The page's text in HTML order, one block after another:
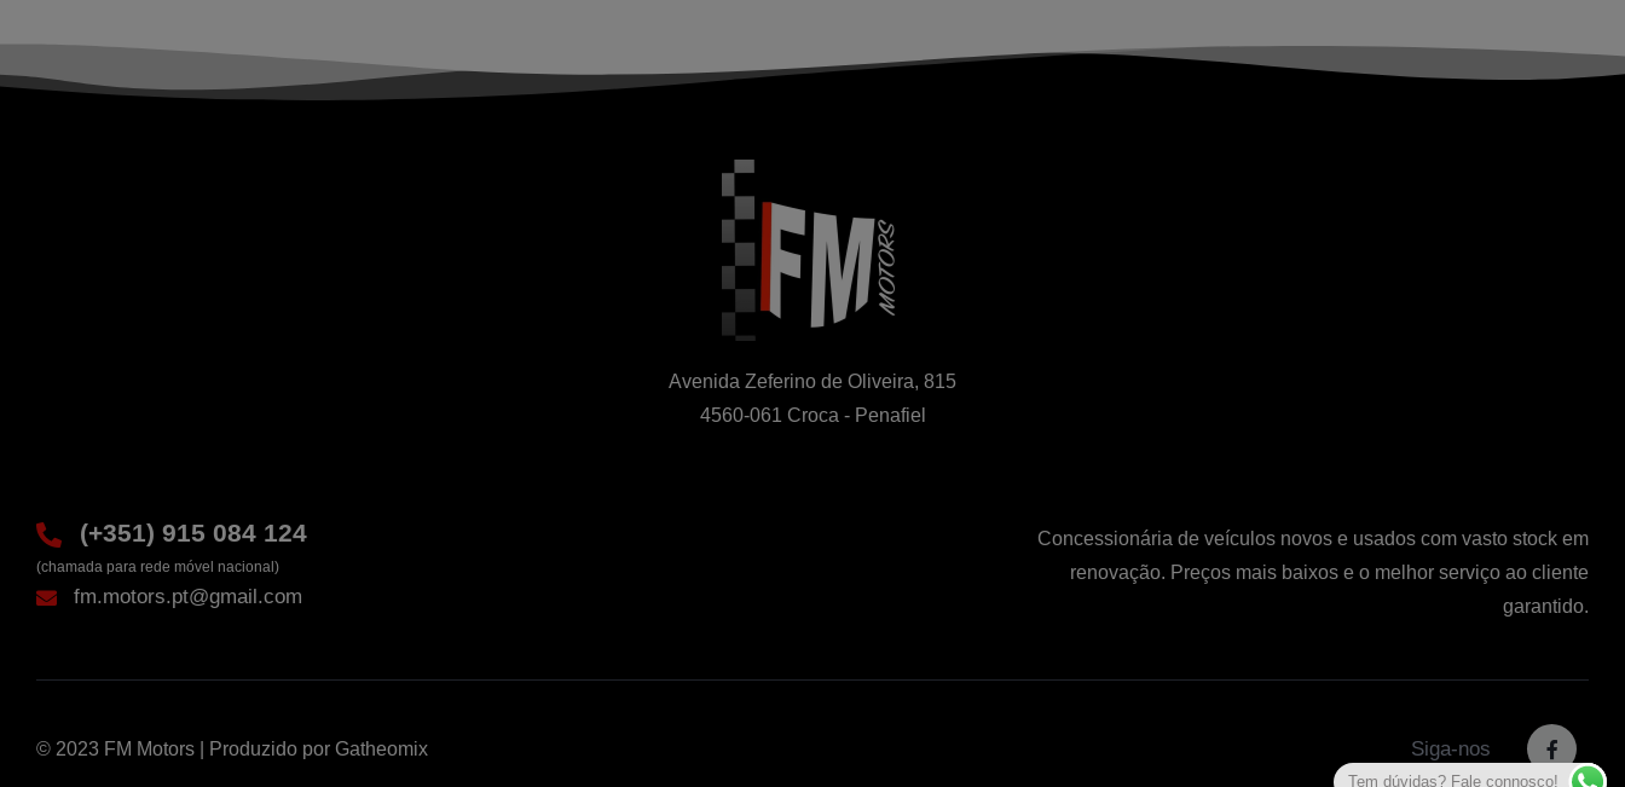
Avenida Zeferino de Oliveira, 815
4560-061 Croca - Penafiel
(+351) 915 084 124
(chamada para rede móvel nacional)
fm.motors.pt@gmail.com
Concessionária de veículos novos e usados com vasto stock em
renovação. Preços mais baixos e o melhor serviço ao cliente
garantido.
© 2023 FM Motors | Produzido por Gatheomix Siga-nos
Tem dúvidas? Fale connosco!